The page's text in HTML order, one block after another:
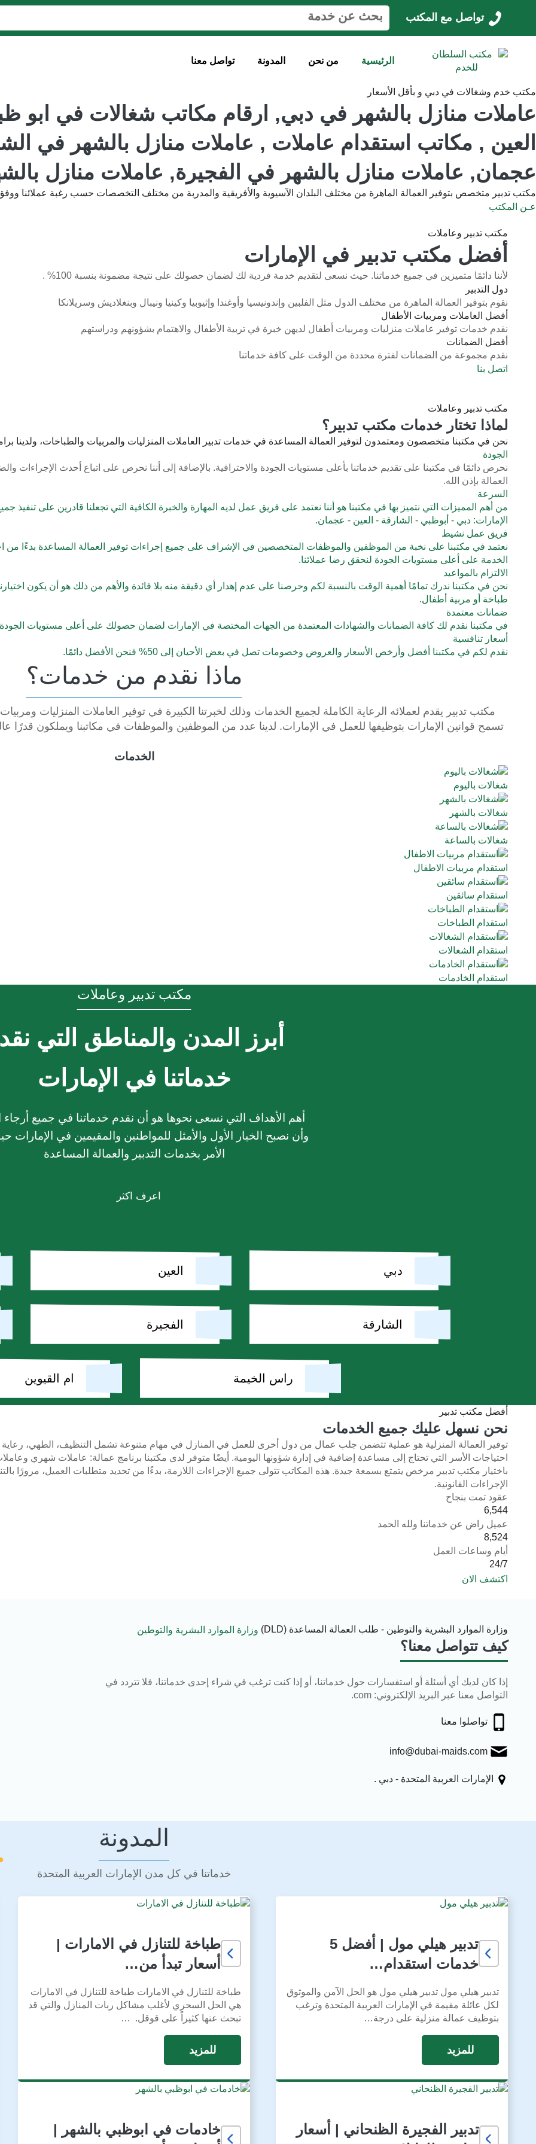
تواصل مع المكتب
ب
ث
ن
الرئيسية من نحن المدونة تواصل معنا
مكتب خدم وشغالات في دبي و بأقل الأسعار
عاملات منازل بالشهر في دبي, ارقام مكاتب شغالات في ابو
العين , مكاتب استقدام عاملات , عاملات منازل بالشهر في
عجمان, عاملات منازل بالشهر في الفجيرة, عاملات منازل
مكتب تدبير متخصص بتوفير العمالة الماهرة من مختلف البلدان الآسيوية والأفريقية والمدربة من مختلف التخصصات حسب رغبة عملائنا
عـن المكتب
مكتب تدبير وعاملات
أفضل مكتب تدبير في الإمارات
لأننا دائمًا متميزين في جميع خدماتنا. حيث نسعى لتقديم خدمة فردية لك لضمان حصولك على نتيجة مضمونة بنسبة 100%
.
دول التدبير
نقوم بتوفير العمالة الماهرة من مختلف الدول مثل الفلبين وإندونيسيا وأوغندا وإثيوبيا وكينيا ونيبال وبنغلاديش وسريلانكا
أفضل العاملات ومربيات الأطفال
نقدم خدمات توفير عاملات منزليات ومربيات أطفال لديهن خبرة في تربية الأطفال والاهتمام بشؤونهم ودراستهم
أفضل الضمانات
نقدم مجموعة من الضمانات لفترة محددة من الوقت على كافة خدماتنا
اتصل بنا
مكتب تدبير وعاملات
لماذا تختار خدمات مكتب تدبير؟
نحن في مكتبنا متخصصون ومعتمدون لتوفير العمالة المساعدة في خدمات تدبير العاملات المنزليات والمربيات والطباخات، ولدينا
الجودة
نحرص دائمًا في مكتبنا على تقديم خدماتنا بأعلى مستويات الجودة والاحترافية. بالإضافة إلى أننا نحرص على اتباع أحدث الإجراءات
العمالة بإذن الله.
السرعة
من أهم المميزات التي نتميز بها في مكتبنا هو أننا نعتمد على فريق عمل لديه المهارة والخبرة الكافية التي تجعلنا قادرين على
الإمارات: دبي - أبوظبي - الشارقة - العين - عجمان.
فريق عمل نشيط
نعتمد في مكتبنا على نخبة من الموظفين والموظفات المتخصصين في الإشراف على جميع إجراءات توفير العمالة المساعدة بدءًا من
الخدمة على أعلى مستويات الجودة لنحقق رضا عملائنا.
الالتزام بالمواعيد
نحن في مكتبنا ندرك تمامًا أهمية الوقت بالنسبة لكم وحرصنا على عدم إهدار أي دقيقة منه بلا فائدة والأهم من ذلك هو أن يكون
طباخة أو مربية أطفال.
ضمانات معتمدة
في مكتبنا نقدم لك كافة الضمانات والشهادات المعتمدة من الجهات المختصة في الإمارات لضمان حصولك على أعلى مستويات الجودة
أسعار تنافسية
نقدم لكم في مكتبنا أفضل وأرخص الأسعار والعروض وخصومات تصل في بعض الأحيان إلى 50% فنحن الأفضل دائمًا.
ماذا نقدم من خدمات؟
مكتب تدبير يقدم لعملائه الرعاية الكاملة لجميع الخدمات وذلك لخبرتنا الكبيرة في توفير العاملات المنزليات
تسمح قوانين الإمارات بتوظيفها للعمل في الإمارات. لدينا عدد من الموظفين والموظفات في مكاتبنا ويملكون قدرًا
الخدمات
شغالات باليوم
شغالات بالشهر
شغالات بالساعة
استقدام مربيات الاطفال
استقدام سائقين
استقدام الطباخات
استقدام الشغالات
استقدام الخادمات
مكتب تدبير وعاملات
أبرز المدن والمناطق التي
خدماتنا في الإمارات
أهم الأهداف التي نسعى نحوها هو أن نقدم خدماتنا في جميع أرجاء
وأن نصبح الخيار الأول والأمثل للمواطنين والمقيمين في الإمارات
الأمر بخدمات التدبير والعمالة المساعدة
اعرف اكثر
دبي العين
الشارقة الفجيرة
راس الخيمة ام القيوين
أفضل مكتب تدبير
نحن نسهل عليك جميع الخدمات
توفير العمالة المنزلية هو عملية تتضمن جلب عمال من دول أخرى للعمل في المنازل في مهام متنوعة تشمل التنظيف، الطهي، رعاية
احتياجات الأسر التي تحتاج إلى مساعدة إضافية في إدارة شؤونها اليومية. أيضًا متوفر لدى مكتبنا برنامج عمالة: عاملات شهري
باختيار مكتب تدبير مرخص يتمتع بسمعة جيدة. هذه المكاتب تتولى جميع الإجراءات اللازمة، بدءًا من تحديد متطلبات العميل، مرورًا
الإجراءات القانونية.
عقود تمت بنجاح
6,544
عميل راض عن خدماتنا ولله الحمد
8,524
أيام وساعات العمل
24/7
اكتشف الان
وزارة الموارد البشرية والتوطين - طلب العمالة المساعدة (DLD) وزارة الموارد البشرية والتوطين
كيف تتواصل معنا؟
إذا كان لديك أي أسئلة أو استفسارات حول خدماتنا، أو إذا كنت ترغب في شراء إحدى خدماتنا، فلا تتردد في
التواصل معنا عبر البريد الإلكتروني: com.
تواصلوا معنا
info@dubai-maids.com
الإمارات العربية المتحدة - دبي .
المدونة
خدماتنا في كل مدن الإمارات العربية المتحدة
تدبير هيلي مول | أفضل 5
خدمات استقدام…
تدبير هيلي مول تدبير هيلي مول هو الحل الآمن والموثوق
لكل عائلة مقيمة في الإمارات العربية المتحدة وترغب
بتوظيف عمالة منزلية على درجة…
للمزيد
طباخة للتنازل في الامارات |
أسعار تبدأ من…
طباخة للتنازل في الامارات طباخة للتنازل في الامارات
هي الحل السحري لأغلب مشاكل ربات المنازل والتي قد
تبحث عنها كثيراً على قوقل. …
للمزيد
تدبير الفجيرة الظنحاني | أسعار
خادمات في ابوظبي بالشهر |